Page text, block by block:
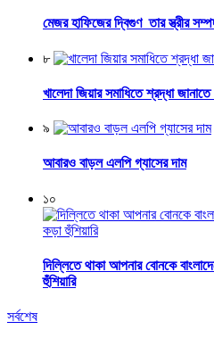
মেজর হাফিজের দ্বিগুণ তার স্ত্রীর
৮
খালেদা জিয়ার সমাধিতে শ্রদ্ধা
৯
আবারও বাড়ল এলপি গ্যাসের দাম
১০
দিল্লিতে থাকা আপনার বোনকে
হুঁশিয়ারি
সর্বশেষ